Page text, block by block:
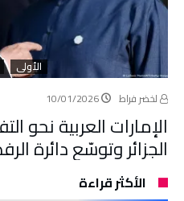
الأولى
لخضر فراط
10/01/2026
الإمارات العربية نحو
الجزائر وتوسّع دائرة
الأكثر قراءة